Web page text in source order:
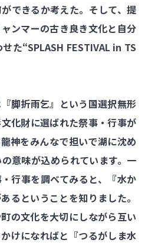
できるか考えた。そして、提
ンマーの古き良き文化と自分
た“SPLASH FESTIVAL in TS
脚折雨乞』という国選択無形
化財に選ばれた祭事・行事が
神をみんなで担いで湖に沈め
意味が込められています。一
行事を調べてみると、『水か
るということを知りました。
の文化を大切にしながら互い
けになればと『つるがしま水